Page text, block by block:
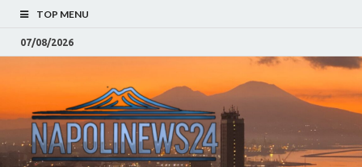
TOP MENU
07/08/2026
–
Notizie sulla citta di
Napoli e Campania
Eventi, Sport